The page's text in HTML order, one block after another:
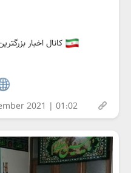
کانال اخبار
2021 | 01:02